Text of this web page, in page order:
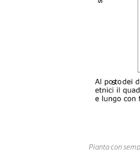
Pianta con